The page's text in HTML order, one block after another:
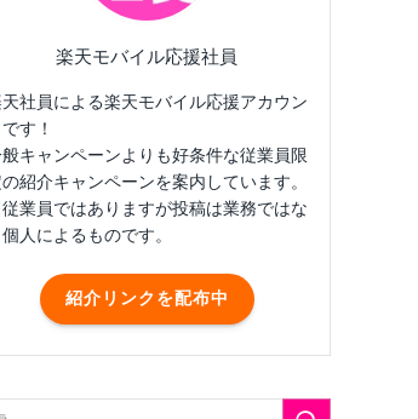
楽天モバイル応援社員
社員による楽天モバイル応援アカウン
です！
キャンペーンよりも好条件な従業員限
紹介キャンペーンを案内しています。
業員ではありますが投稿は業務ではな
個人によるものです。
紹介リンクを配布中